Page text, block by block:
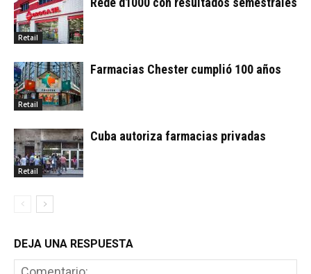
Retail
Retail
Farmacias Chester cumplió 100 años
Retail
Cuba autoriza farmacias privadas
DEJA UNA RESPUESTA